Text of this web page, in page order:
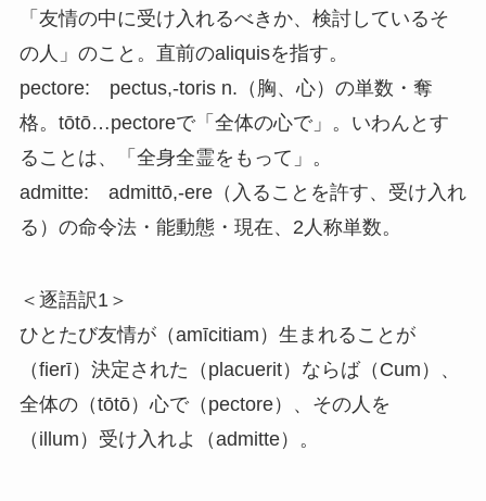
「友情の中に受け入れるべきか、検討しているそ
の人」のこと。直前のaliquisを指す。
pectore: pectus,-toris n.（胸、心）の単数・奪
格。tōtō…pectoreで「全体の心で」。いわんとす
ることは、「全身全霊をもって」。
admitte: admittō,-ere（入ることを許す、受け入れ
る）の命令法・能動態・現在、2人称単数。
＜逐語訳1＞
ひとたび友情が（amīcitiam）生まれることが
（fierī）決定された（placuerit）ならば（Cum）、
全体の（tōtō）心で（pectore）、その人を
（illum）受け入れよ（admitte）。